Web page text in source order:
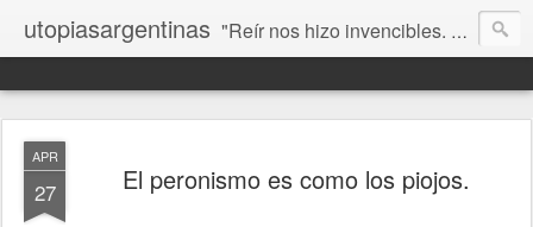
utopiasargentinas "Reír nos hizo invencibles. No como los que siempre ganan, sino como aquellos que no se rinden”. Frida Kahlo
APR
27 El peronismo es como los piojos.